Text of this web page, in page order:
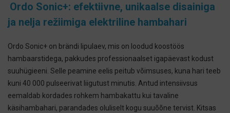
Ordo Sonic+: efektiivne, unikaalse disainiga
ja nelja režiimiga elektriline hambahari
Ordo Sonic+ on brändi lipulaev, mis on loodud koostöös
hambaarstidega, pakkudes professionaalset igapäevast kodust
suuhügieeni. Selle peamine eelis peitub võimsuses, kuna hari teeb
kuni 40 000 pulseerivat liigutust minutis. Antud intensiivsus
eemaldab kordades rohkem hambakattu kui tavaline
käsihambahari, parandades oluliselt kogu suuõõne tervist. Kitsas